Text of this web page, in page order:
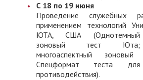
С 18 по 19 июня
Проведение служебных
применением технологий
ЮТА, США (Однотемный
зоновый тест Юта;
многоаспектный
Спецформат теста для
противодействия).